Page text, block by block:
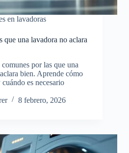
en lavadoras
que una lavadora no aclara
por las que una
bien. Aprende cómo
es necesario
8 febrero, 2026